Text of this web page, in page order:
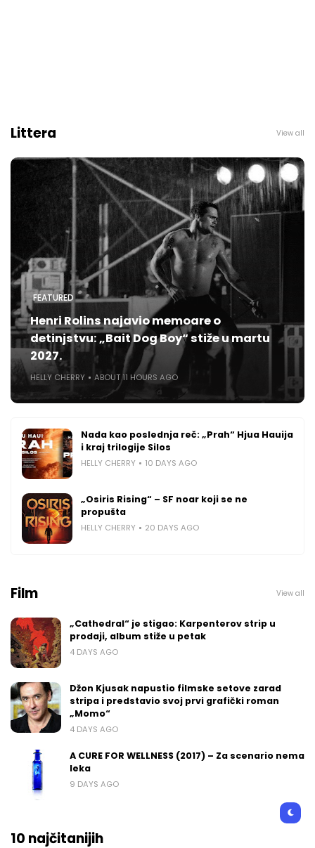
Littera View all
FEATURED
Henri Rolins najavio memoare o
detinjstvu: „Bait Dog Boy“ stiže u martu
2027.
HELLY CHERRY ABOUT 11 HOURS AGO
Nada kao poslednja reč: „Prah“ Hjua Hauija
i kraj trilogije Silos
HELLY CHERRY 10 DAYS AGO
„Osiris Rising“ – SF noar koji se ne
propušta
HELLY CHERRY 20 DAYS AGO
Film View all
„Cathedral“ je stigao: Karpenterov strip u
prodaji, album stiže u petak
4 DAYS AGO
Džon Kjusak napustio filmske setove zarad
stripa i predstavio svoj prvi grafički roman
„Momo“
4 DAYS AGO
A CURE FOR WELLNESS (2017) – Za scenario nema
leka
9 DAYS AGO
10 najčitanijih